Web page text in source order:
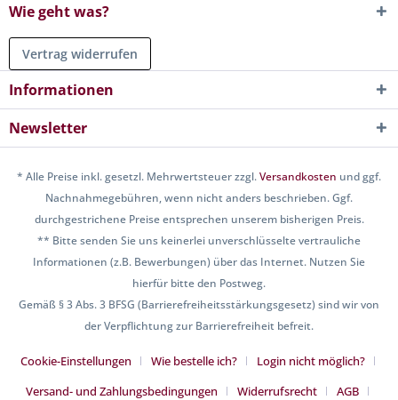
Wie geht was?
Vertrag widerrufen
Informationen
Newsletter
* Alle Preise inkl. gesetzl. Mehrwertsteuer zzgl.Versandkosten und ggf.
Nachnahmegebühren, wenn nicht anders beschrieben. Ggf.
durchgestrichene Preise entsprechen unserem bisherigen Preis.
** Bitte senden Sie uns keinerlei unverschlüsselte vertrauliche
Informationen (z.B. Bewerbungen) über das Internet. Nutzen Sie
hierfür bitte den Postweg.
Gemäß § 3 Abs. 3 BFSG (Barrierefreiheitsstärkungsgesetz) sind wir von
der Verpflichtung zur Barrierefreiheit befreit.
Cookie-Einstellungen Wie bestelle ich?
Login nicht möglich?
Versand- und Zahlungsbedingungen
Widerrufsrecht AGB